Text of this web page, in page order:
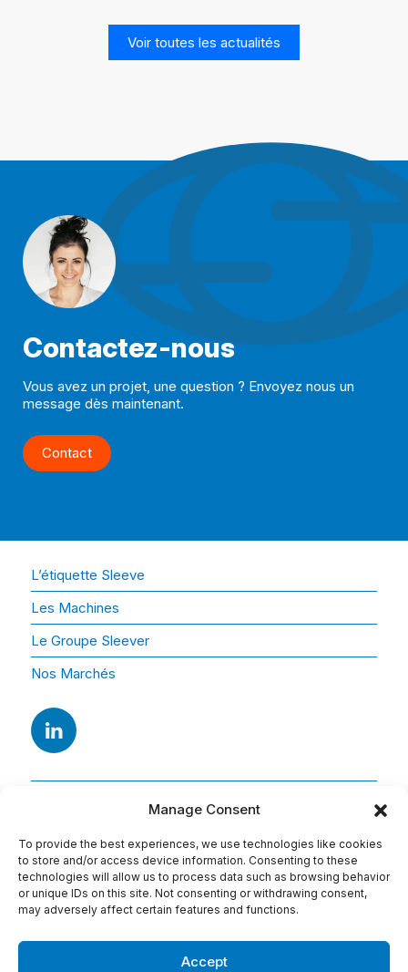
Manage Consent
To provide the best experiences, we use technologies like cookies
to store and/or access device information. Consenting to these
technologies will allow us to process data such as browsing behavior
or unique IDs on this site. Not consenting or withdrawing consent,
may adversely affect certain features and functions.
Accept
Voir toutes les actualités
Contactez-nous
Vous avez un projet, une question ? Envoyez nous un
message dès maintenant.
Contact
L’étiquette Sleeve
Les Machines
Le Groupe Sleever
Nos Marchés
Adresse
91420 Morangis